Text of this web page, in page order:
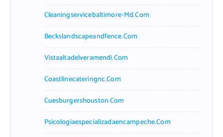
Cleaningservicebaltimore-Md.com
Beckslandscapeandfence.com
Vistaaltadelveramendi.com
Coastlinecateringnc.com
Cuesburgershouston.com
Psicologiaespecializadaencampeche.com